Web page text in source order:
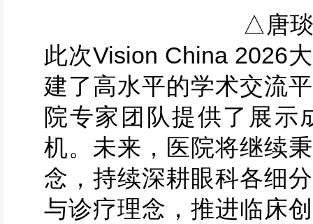
△唐
此次Vision China 2026
建了高水平的学术交流
院专家团队提供了展示
机。未来，医院将继续
念，持续深耕眼科各细
与诊疗理念，推进临床